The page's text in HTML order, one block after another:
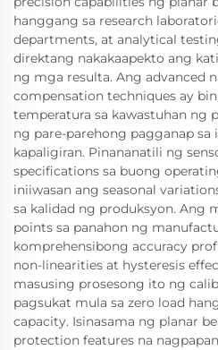
hanggang sa research
departments, at analytical
direktang nakakaapekto ang
ng mga resulta. Ang advanced
compensation techniques ay
temperatura sa kawastuhan ng
ng pare-parehong pagganap
kapaligiran. Pinananatili ng
specifications sa buong
iniiwasan ang seasonal
sa kalidad ng produksyon. Ang
points sa panahon ng
komprehensibong accuracy
non-linearities at hysteresis
masusing prosesong ito ng
pagsukat mula sa zero load
capacity. Isinasama ng planar
protection features na